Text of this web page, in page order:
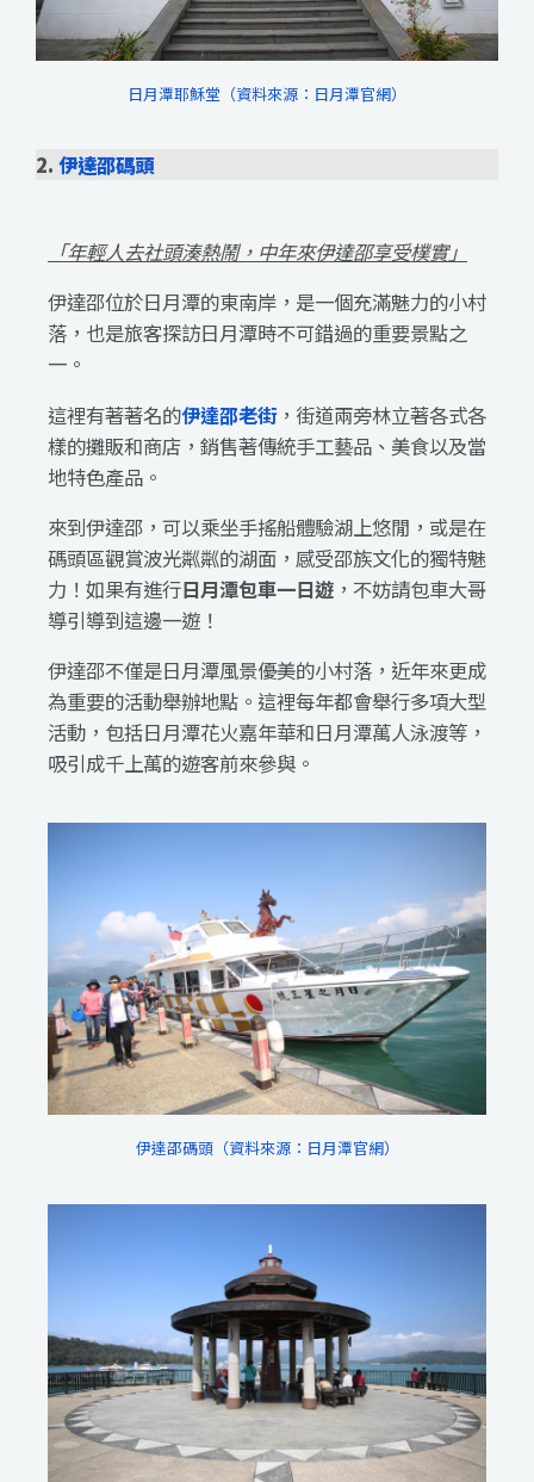
日月潭耶穌堂（資料來源：日月潭官網）
2. 伊達邵碼頭
「年輕人去社頭湊熱鬧，中年來伊達邵享受樸實」
伊達邵位於日月潭的東南岸，是一個充滿魅力的小村
落，也是旅客探訪日月潭時不可錯過的重要景點之
一。
這裡有著著名的伊達邵老街，街道兩旁林立著各式各
樣的攤販和商店，銷售著傳統手工藝品、美食以及當
地特色產品。
來到伊達邵，可以乘坐手搖船體驗湖上悠閒，或是在
碼頭區觀賞波光粼粼的湖面，感受邵族文化的獨特魅
力！如果有進行日月潭包車一日遊 ，不妨請包車大哥
導引導到這邊一遊！
伊達邵不僅是日月潭風景優美的小村落，近年來更成
為重要的活動舉辦地點。這裡每年都會舉行多項大型
活動，包括日月潭花火嘉年華和日月潭萬人泳渡等，
吸引成千上萬的遊客前來參與。
伊達邵碼頭（資料來源：日月潭官網）